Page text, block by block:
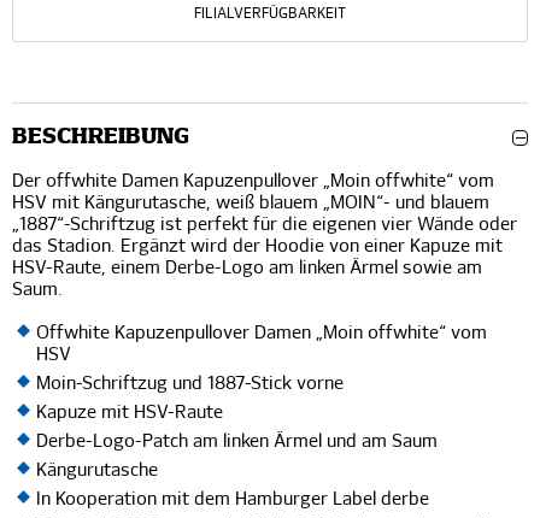
FILIALVERFÜGBARKEIT
BESCHREIBUNG
Der offwhite Damen Kapuzenpullover „Moin offwhite“ vom
HSV mit Kängurutasche, weiß blauem „MOIN“- und blauem
„1887“-Schriftzug ist perfekt für die eigenen vier Wände oder
das Stadion. Ergänzt wird der Hoodie von einer Kapuze mit
HSV-Raute, einem Derbe-Logo am linken Ärmel sowie am
Saum.
Offwhite Kapuzenpullover Damen „Moin offwhite“ vom
HSV
Moin-Schriftzug und 1887-Stick vorne
Kapuze mit HSV-Raute
Derbe-Logo-Patch am linken Ärmel und am Saum
Kängurutasche
In Kooperation mit dem Hamburger Label derbe